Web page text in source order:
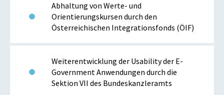
Abhaltung von Werte- und
Orientierungskursen durch den
Österreichischen Integrationsfonds (ÖIF)
Weiterentwicklung der Usability der E-
Government Anwendungen durch die
Sektion VII des Bundeskanzleramts